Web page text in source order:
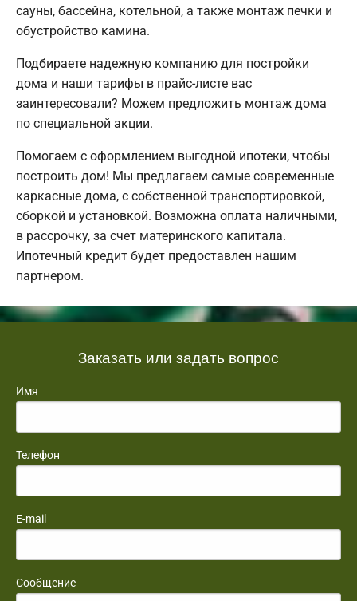
сауны, бассейна, котельной, а также монтаж печки и
обустройство камина.
Подбираете надежную компанию для постройки
дома и наши тарифы в прайс-листе вас
заинтересовали? Можем предложить монтаж дома
по специальной акции.
Помогаем с оформлением выгодной ипотеки, чтобы
построить дом! Мы предлагаем самые современные
каркасные дома, с собственной транспортировкой,
сборкой и установкой. Возможна оплата наличными,
в рассрочку, за счет материнского капитала.
Ипотечный кредит будет предоставлен нашим
партнером.
Заказать или задать вопрос
Имя
Телефон
E-mail
Сообщение